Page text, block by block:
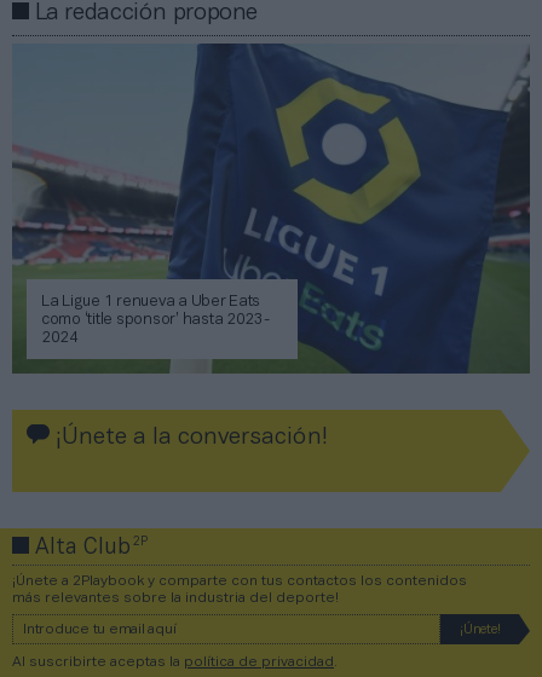
La redacción propone
La Ligue 1 renueva a Uber Eats
como ‘title sponsor’ hasta 2023-
2024
¡Únete a la conversación!
Alta Club2P
¡Únete a 2Playbook y comparte con tus contactos los contenidos
más relevantes sobre la industria del deporte!
Al suscribirte aceptas la política de privacidad